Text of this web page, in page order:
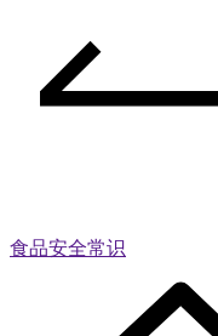
食品安全常识